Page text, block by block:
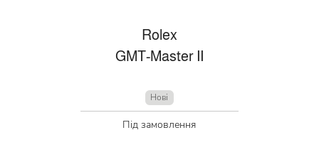
Rolex
GMT-Master II
Нові
Під замовлення